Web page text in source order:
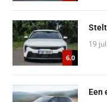
6.0
19
Een